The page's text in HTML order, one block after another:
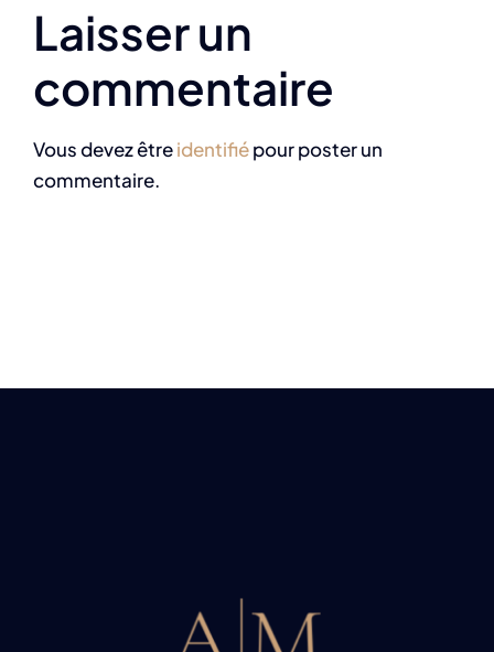
Laisser un
commentaire
Vous devez êtreidentifiépour poster un
commentaire.